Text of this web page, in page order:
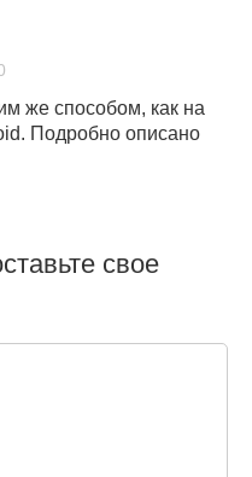
же способом, как на
Подробно описано
свое